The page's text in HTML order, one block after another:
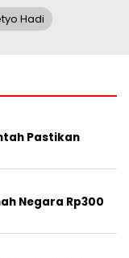
Hadi
Pastikan
Negara Rp300